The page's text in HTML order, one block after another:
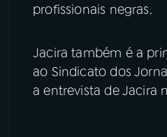
profissionais negras.
Jacira também é a
ao Sindicato dos
a entrevista de Jacira